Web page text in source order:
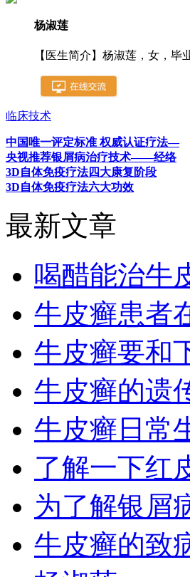
杨淑莲
【医生简介】杨淑莲，女，毕
临床技术
中国唯一评定标准 权威认证疗法—
央视推荐银屑病治疗技术——经络
3D自体免疫疗法四大康复阶段
3D自体免疫疗法六大功效
最新文章
喝醋能治牛
牛皮癣患者
牛皮癣要和
牛皮癣的遗
牛皮癣日常
了解一下红
为了解银屑
牛皮癣的致